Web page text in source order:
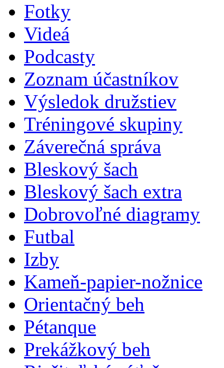
Fotky
Videá
Podcasty
Zoznam účastníkov
Výsledok družstiev
Tréningové skupiny
Záverečná správa
Bleskový šach
Bleskový šach extra
Dobrovoľné diagramy
Futbal
Izby
Kameň-papier-nožnice
Orientačný beh
Pétanque
Prekážkový beh